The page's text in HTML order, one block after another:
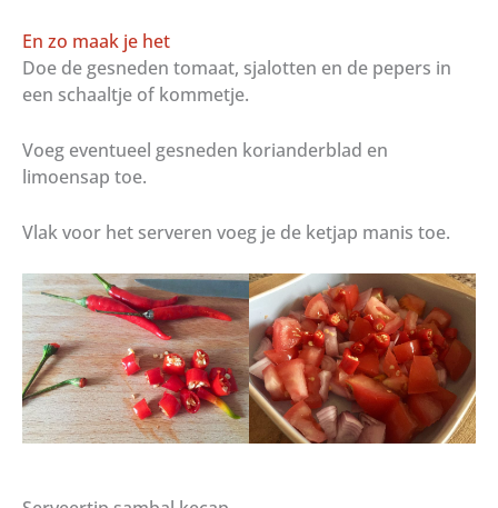
En zo maak je het
Doe de gesneden tomaat, sjalotten en de pepers in
een schaaltje of kommetje.
Voeg eventueel gesneden korianderblad en
limoensap toe.
Vlak voor het serveren voeg je de ketjap manis toe.